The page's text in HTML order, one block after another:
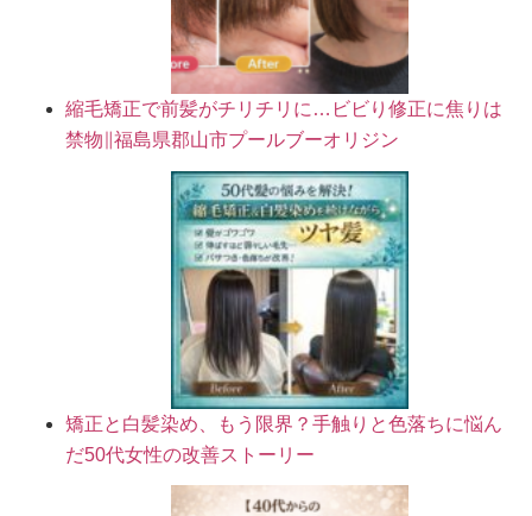
縮毛矯正で前髪がチリチリに…ビビり修正に焦りは
禁物∥福島県郡山市プールブーオリジン
矯正と白髪染め、もう限界？手触りと色落ちに悩ん
だ50代女性の改善ストーリー